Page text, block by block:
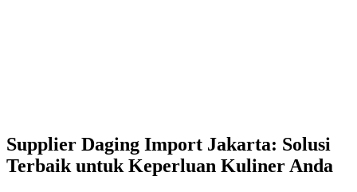
Supplier Daging Import Jakarta: Solusi
Terbaik untuk Keperluan Kuliner Anda